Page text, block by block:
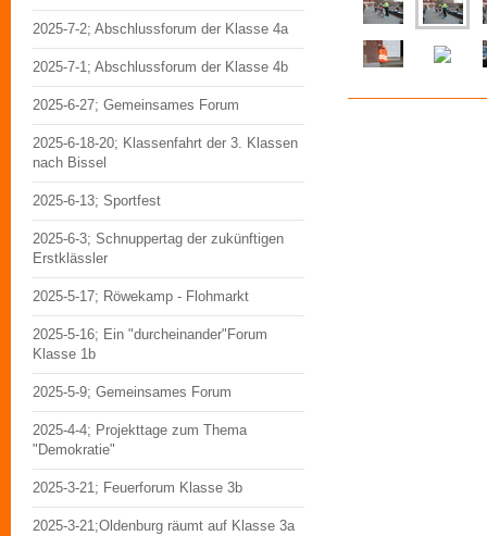
2025-7-2; Abschlussforum der Klasse 4a
2025-7-1; Abschlussforum der Klasse 4b
2025-6-27; Gemeinsames Forum
2025-6-18-20; Klassenfahrt der 3. Klassen
nach Bissel
2025-6-13; Sportfest
2025-6-3; Schnuppertag der zukünftigen
Erstklässler
2025-5-17; Röwekamp - Flohmarkt
2025-5-16; Ein "durcheinander"Forum
Klasse 1b
2025-5-9; Gemeinsames Forum
2025-4-4; Projekttage zum Thema
"Demokratie"
2025-3-21; Feuerforum Klasse 3b
2025-3-21;Oldenburg räumt auf Klasse 3a